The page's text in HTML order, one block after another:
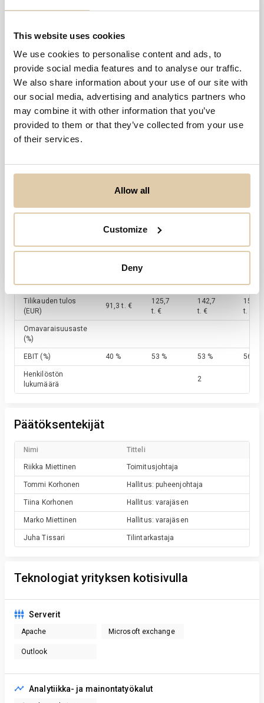
This website uses cookies
We use cookies to personalise content and ads, to
provide social media features and to analyse our traffic.
We also share information about your use of our site with
our social media, advertising and analytics partners who
may combine it with other information that you’ve
provided to them or that they’ve collected from your use
of their services.
Allow all
Customize
Deny
Viimeisin tilikausi
2025
Avainluvut 06/2022 06/2023 06/2024 06/
301,2
Liikevoitto (EUR)
120,1
160,2
183,9
199,1
(EUR)
115,0
t. €
t. €
Tilikauden tulos
(EUR)
91,3 t. €
125,7
t. €
142,7
t. €
154,9
t. €
Omavaraisuusaste
(%)
EBIT (%) 40 % 53 % 53 % 56 %
Henkilöstön
lukumäärä
2
Päätöksentekijät
Nimi Titteli
Riikka Miettinen Toimitusjohtaja
Tommi Korhonen Hallitus: puheenjohtaja
Tiina Korhonen Hallitus: varajäsen
Marko Miettinen Hallitus: varajäsen
Juha Tissari Tilintarkastaja
Teknologiat yrityksen kotisivulla
Serverit
Apache Microsoft exchange
Outlook
Analytiikka- ja mainontatyökalut